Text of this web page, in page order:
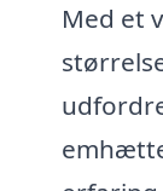
Med et